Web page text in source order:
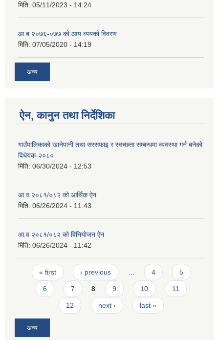
मिति: 05/11/2023 - 14:24
आ.ब २०७६-०७७ को आय व्ययको विवरण
मिति: 07/05/2020 - 14:19
अन्य
ऐन, कानुन तथा निर्देशिका
गाउँपालिकाको खानेपानी तथा सरसफाइ र स्वच्छता सम्बन्धमा व्यवस्था गर्न बनेको
विधेयक-२०८०
मिति: 06/30/2024 - 12:53
आ.व २०८१/०८२ को आर्थिक ऐन
मिति: 06/26/2024 - 11:43
आ.व २०८१/०८२ को विनियोजन ऐन
मिति: 06/26/2024 - 11:42
Pages
« first ‹ previous 4 5
6 7 8 9 10 11
12 next › last »
अन्य